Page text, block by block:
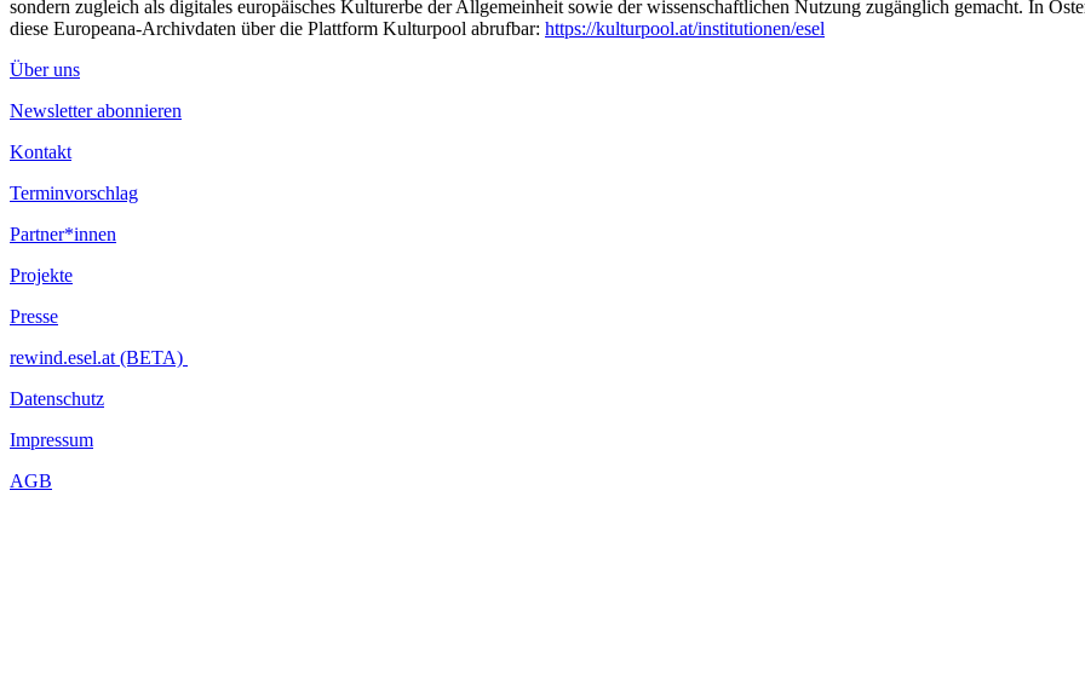
sondern zugleich als digitales europäisches Kulturerbe der Allgemeinheit sowie der wissenschaftlichen Nutzung zugänglich gemacht. In
diese Europeana-Archivdaten über die Plattform Kulturpool abrufbar: https://kulturpool.at/institutionen/esel
Über uns
Newsletter abonnieren
Kontakt
Terminvorschlag
Partner*innen
Projekte
Presse
rewind.esel.at (BETA)
Datenschutz
Impressum
AGB